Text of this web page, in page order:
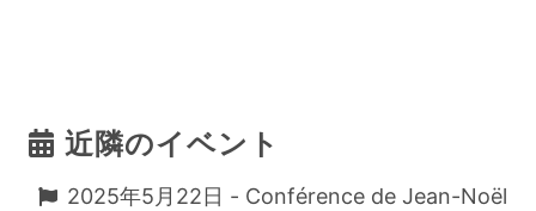
近隣のイベント
2025年5月22日 - Conférence de Jean-Noël